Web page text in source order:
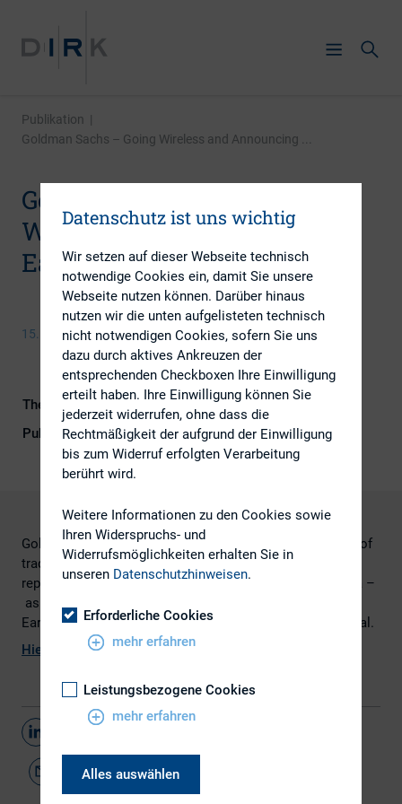
Publikation |
Goldman Sachs – Going Wireless and Announcing ...
Goldman Sachs – Going
Wireless and Announcing
Earnings via Twitter
15. Oktober 2015
Themengebiet
Digitalisierung
Publikationsform
Externe Publikationen
Goldman Sachs Group Inc. is moving away from the use of
traditional news wires, and will instead take earnings
reporting into its own hands with the use of social media –
as stated yesterday in an article titled “Goldman Sachs
Earnings Are Moving to Twitter” on the Wall Street Journal.
Hier
geht es zum Blogbeitrag von Investis
Datenschutz ist uns wichtig
Wir setzen auf dieser Webseite technisch
notwendige Cookies ein, damit Sie unsere
Webseite nutzen können. Darüber hinaus
nutzen wir die unten aufgelisteten technisch
nicht notwendigen Cookies, sofern Sie uns
dazu durch aktives Ankreuzen der
entsprechenden Checkboxen Ihre Einwilligung
erteilt haben. Ihre Einwilligung können Sie
jederzeit widerrufen, ohne dass die
Rechtmäßigkeit der aufgrund der Einwilligung
bis zum Widerruf erfolgten Verarbeitung
berührt wird.
Weitere Informationen zu den Cookies sowie
Ihren Widerspruchs- und
Widerrufsmöglichkeiten erhalten Sie in
unseren Datenschutzhinweisen.
Erforderliche Cookies
mehr erfahren
Leistungsbezogene Cookies
mehr erfahren
Alles auswählen